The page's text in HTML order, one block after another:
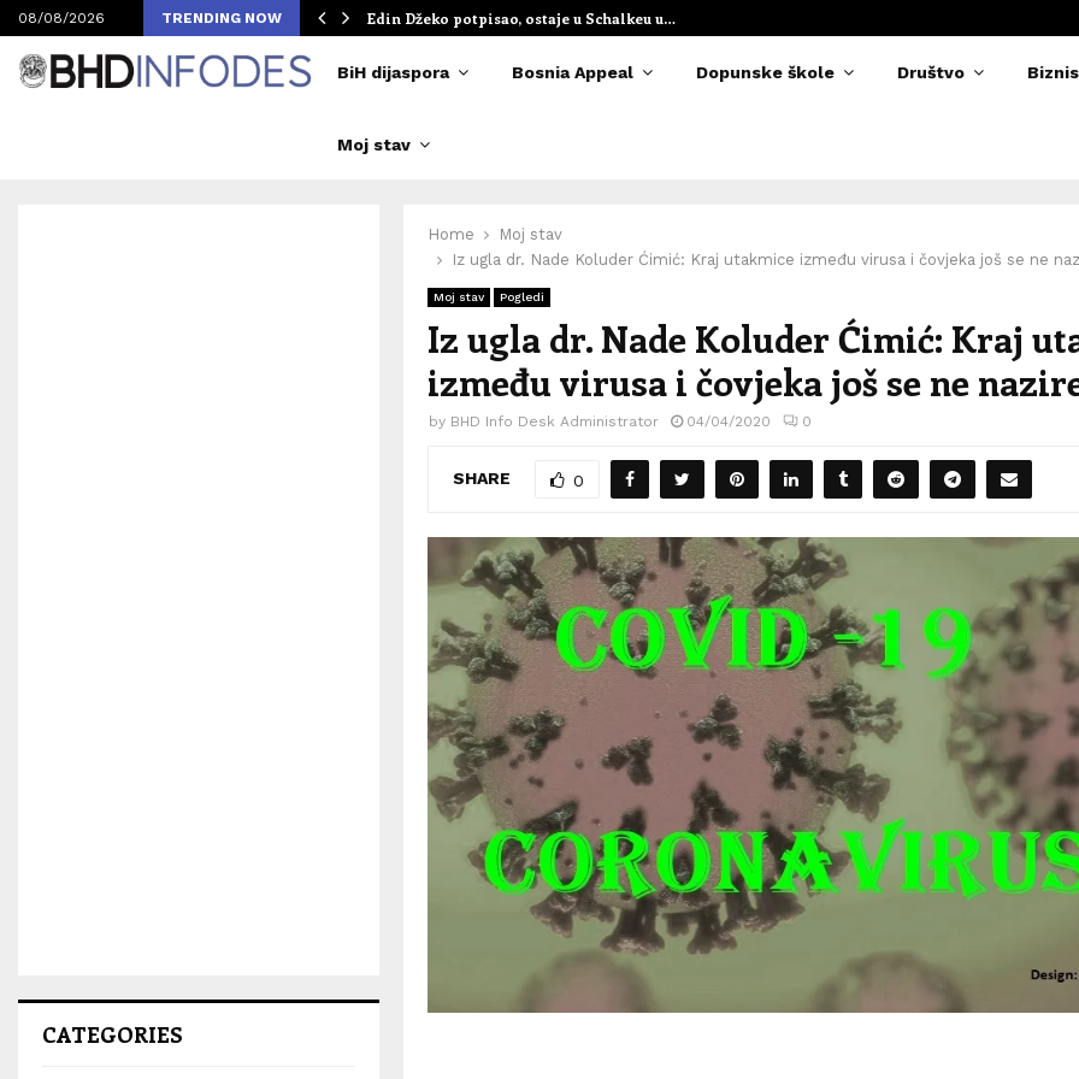
08/08/2026 TRENDING NOW
Merlinovih koncerata Edin Džeko potpisao, ostaje u Schalkeu u…
BiH dijaspora Bosnia Appeal Dopunske škole Društvo Biznis
Moj stav
Home
Moj stav
Iz ugla dr. Nade Koluder Ćimić: Kraj utakmice između virusa i čovjeka još se ne
Moj stav Pogledi
Iz ugla dr. Nade Koluder Ćimić: Kraj
između virusa i čovjeka još se ne
by BHD Info Desk Administrator 04/04/2020 0
SHARE 0
CATEGORIES